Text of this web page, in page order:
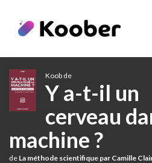
Koob de
Y a-t-il un
cerveau
machine ?
de La méthode scientifique par Camille